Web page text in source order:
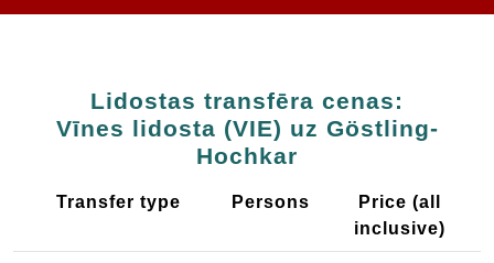
Lidostas transfēra cenas:
Vīnes lidosta (VIE) uz Göstling-
Hochkar
Transfer type Persons
Price (all
inclusive)